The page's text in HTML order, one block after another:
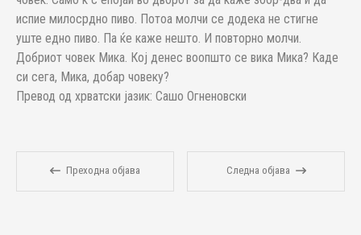
испие милосрдно пиво. Потоа молчи се додека не стигне
уште едно пиво. Па ќе каже нешто. И повторно молчи.
Добриот човек Мика. Кој денес воопшто се вика Мика? Каде
си сега, Мика, добар човеку?
Превод од хрватски јазик: Сашо Огненовски
Преходна објава Следна објава